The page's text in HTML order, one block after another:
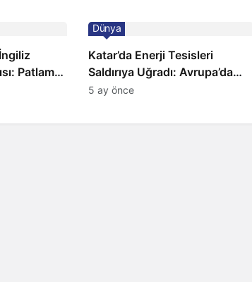
Patlama,
Katar’da Enerji Tesisleri
Saldırıya Uğradı: Avrupa’da
Doğalgaz Fiyatlarında Sert
Dünya
5 ay önce